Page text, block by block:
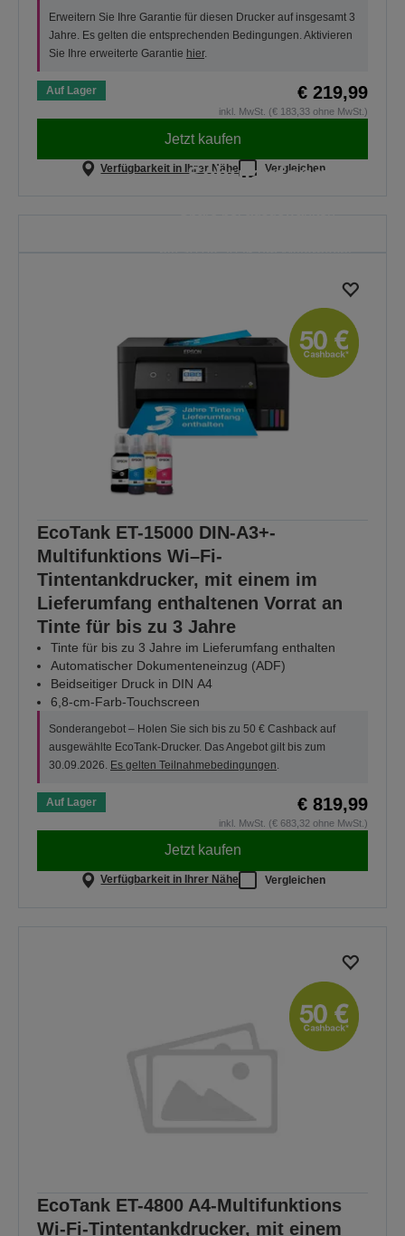
Erweitern Sie Ihre Garantie für diesen Drucker auf insgesamt 3
Jahre. Es gelten die entsprechenden Bedingungen. Aktivieren
Sie Ihre erweiterte Garantie hier.
Auf Lager € 219,99
inkl. MwSt. (€ 183,33 ohne MwSt.)
Jetzt kaufen
Verfügbarkeit in Ihrer Nähe Vergleichen
Schulanfang
EcoTank ET-15000 DIN-A3+-
Multifunktions Wi–Fi-
Tintentankdrucker, mit einem im
Lieferumfang enthaltenen Vorrat an
Tinte für bis zu 3 Jahre
Tinte für bis zu 3 Jahre im Lieferumfang enthalten
Automatischer Dokumenteneinzug (ADF)
Beidseitiger Druck in DIN A4
6,8-cm-Farb-Touchscreen
Sonderangebot – Holen Sie sich bis zu 50 € Cashback auf
ausgewählte EcoTank-Drucker. Das Angebot gilt bis zum
30.09.2026. Es gelten Teilnahmebedingungen
Auf Lager € 819,99
inkl. MwSt. (€ 683,32 ohne MwSt.)
Jetzt kaufen
Verfügbarkeit in Ihrer Nähe Vergleichen
EcoTank ET-4800 A4-Multifunktions
Wi-Fi-Tintentankdrucker, mit einem